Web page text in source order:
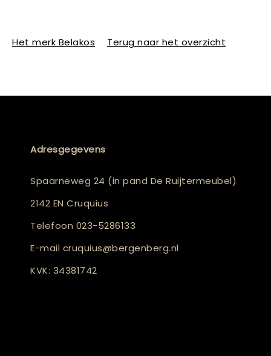
Het merk Belakos Terug naar het overzicht
Adresgegevens
Spaarneweg 24 (in pand De Ruijtermeubel)
2142 EN Cruquius
Telefoon 023-5286133
E-mail cruquius@bergenberg.nl
KVK: 34381742